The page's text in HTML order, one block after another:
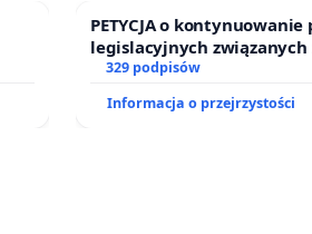
PETYCJA o kontynuowanie
legislacyjnych
prawa rodzinnego
329 podpisów
Informacja o przejrzystości